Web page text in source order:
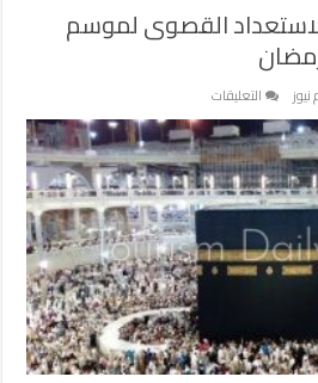
القصوى لموسم
نيوز التعليقات
السياحة
ترفع
درجة
الاستعداد
القصوى
لموسم
ذروة
رحلات
العمرة
برمضان
مغلقة